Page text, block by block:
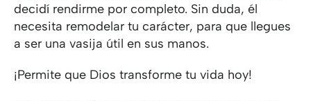
decidí rendirme por completo. Sin duda, él
necesita remodelar tu carácter, para que llegues
a ser una vasija útil en sus manos.
¡Permite que Dios transforme tu vida hoy!